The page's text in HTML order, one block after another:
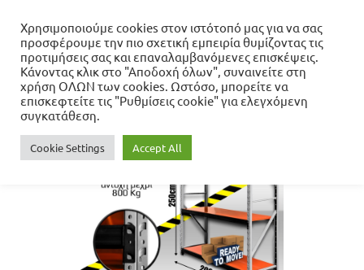
Αρχική σελίδα Μέγεθος 250x200
Ράφια Βαρέως Τύπου
250x200x40 Λευκό-Πορτοκαλί με Μαύρες Δοκούς
Χρησιμοποιούμε cookies στον ιστότοπό μας για να σας
προσφέρουμε την πιο σχετική εμπειρία θυμίζοντας τις
προτιμήσεις σας και επαναλαμβανόμενες επισκέψεις.
Κάνοντας κλικ στο "Αποδοχή όλων", συναινείτε στη
χρήση ΟΛΩΝ των cookies. Ωστόσο, μπορείτε να
επισκεφτείτε τις "Ρυθμίσεις cookie" για ελεγχόμενη
συγκατάθεση.
Cookie Settings Accept All